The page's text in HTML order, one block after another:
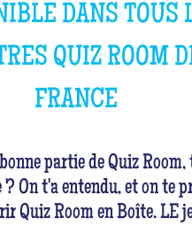
DANS TOUS
QUIZ ROOM
FRANCE
partie de Quiz Room,
? On t'a entendu, et on te
Quiz Room en Boîte. LE